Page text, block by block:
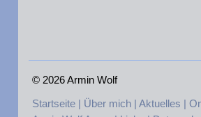
© 2026 Armin Wolf
Startseite | Über mich | Aktuelles |